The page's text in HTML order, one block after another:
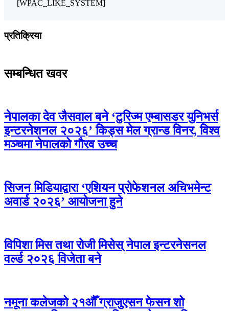
[WPAC_LIKE_SYSTEM]
प्रतिक्रिया
सम्बन्धित खवर
नेपालका देव जैसवाल बने ‘टुरिज्म एम्बासडर युनिभर्स
इन्टरनेशनल २०२६’ किड्स मेल ग्रान्ड विनर, विश्व
मञ्चमा नेपालको गौरव उच्च
सिजन मिडियाद्वारा ‘एशियन प्रोफेशनल अचिभमेन्ट
अवार्ड २०२६’ आयोजना हुने
विपिशा मिस तथा रोजी मिसेस् नेपाल इन्टरनेसनल
वर्ल्ड २०२६ विजेता बने
नमूना कलेजको २१औँ ग्राजुएसन फेसन शो